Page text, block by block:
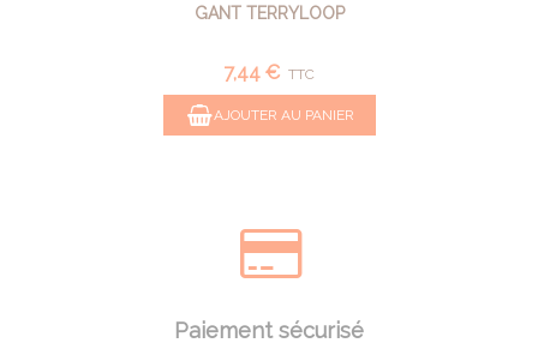
GANT TERRYLOOP
7,44 € TTC
AJOUTER AU PANIER
Paiement sécurisé